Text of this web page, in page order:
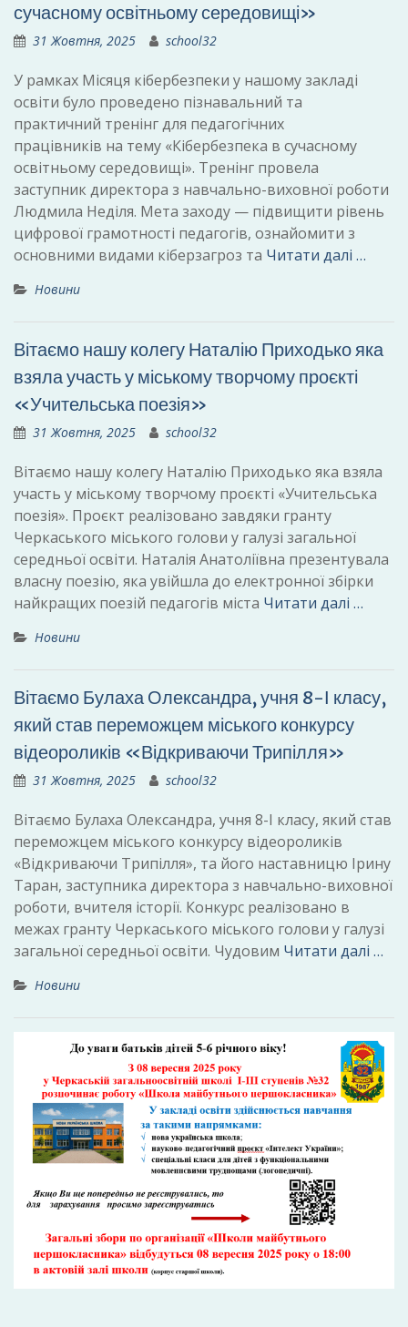
сучасному освітньому середовищі»
31 Жовтня, 2025 school32
У рамках Місяця кібербезпеки у нашому закладі
освіти було проведено пізнавальний та
практичний тренінг для педагогічних
працівників на тему «Кібербезпека в сучасному
освітньому середовищі». Тренінг провела
заступник директора з навчально-виховної роботи
Людмила Неділя. Мета заходу — підвищити рівень
цифрової грамотності педагогів, ознайомити з
основними видами кіберзагроз та Читати далі …
Новини
Вітаємо нашу колегу Наталію Приходько яка
взяла участь у міському творчому проєкті
«Учительська поезія»
31 Жовтня, 2025 school32
Вітаємо нашу колегу Наталію Приходько яка взяла
участь у міському творчому проєкті «Учительська
поезія». Проєкт реалізовано завдяки гранту
Черкаського міського голови у галузі загальної
середньої освіти. Наталія Анатоліївна презентувала
власну поезію, яка увійшла до електронної збірки
найкращих поезій педагогів міста Читати далі …
Новини
Вітаємо Булаха Олександра, учня 8-І класу,
який став переможцем міського конкурсу
відеороликів «Відкриваючи Трипілля»
31 Жовтня, 2025 school32
Вітаємо Булаха Олександра, учня 8-І класу, який став
переможцем міського конкурсу відеороликів
«Відкриваючи Трипілля», та його наставницю Ірину
Таран, заступника директора з навчально-виховної
роботи, вчителя історії. Конкурс реалізовано в
межах гранту Черкаського міського голови у галузі
загальної середньої освіти. Чудовим Читати далі …
Новини